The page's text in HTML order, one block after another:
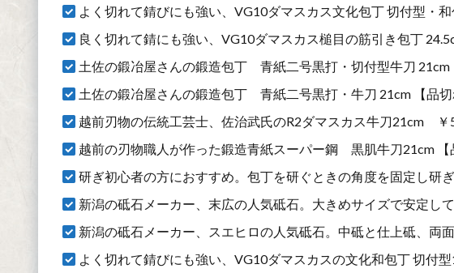
よく切れて錆びにも強い、VG10ダマスカス文化包丁 切付型・和
良く切れて錆にも強い、VG10ダマスカス槌目の筋引き包丁
土佐の鍛冶屋さんの鍛造包丁 青紙二号黒打・切付型牛刀 21cm
土佐の鍛冶屋さんの鍛造包丁 青紙二号黒打・牛刀 21cm 【品切
越前刃物の伝統工芸士、佐治武氏のR2ダマスカス牛刀21cm ￥
越前の刃物職人が作った鍛造青紙スーパー鋼 黒肌牛刀21cm 【
研ぎ初心者の方におすすめ。包丁を研ぐときの角度を固定し研
新潟の砥石メーカー、末広の人気砥石。大きめサイズで安定
新潟の砥石メーカー、スエヒロの人気砥石。中砥と仕上砥、両
よく切れて錆びにも強い、VG10ダマスカスの文化和包丁 切付型